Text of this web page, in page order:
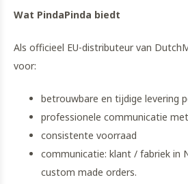
Wat PindaPinda biedt
Als officieel EU-distributeur van
voor:
betrouwbare en tijdige levering
professionele communicatie
consistente voorraad
communicatie: klant / fabriek in
custom made orders.